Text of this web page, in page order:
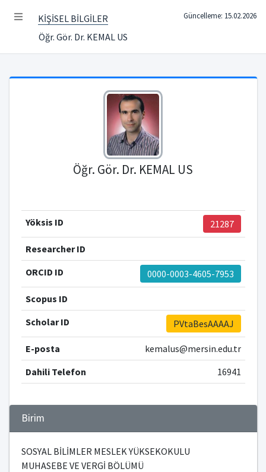
KİŞİSEL BİLGİLER
Öğr. Gör. Dr. KEMAL US
Güncelleme: 15.02.2026
Öğr. Gör. Dr. KEMAL US
Yöksis ID 21287
Researcher ID
ORCID ID
0000-0003-4605-7953
Scopus ID
Scholar ID
PVtaBesAAAAJ
E-posta
kemalus@mersin.edu.tr
Dahili Telefon
16941
Birim
SOSYAL BİLİMLER MESLEK YÜKSEKOKULU
MUHASEBE VE VERGİ BÖLÜMÜ